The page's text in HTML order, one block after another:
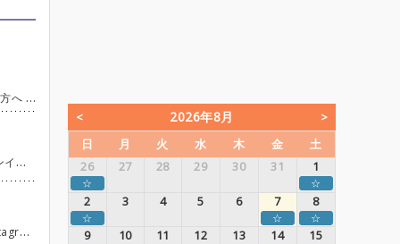
ートを設定 (必須パートが埋まると曲が成立して当日の演奏が決まります) 〇曲に参加する場合 曲の一覧表から空いた枠をクリックでエントリー
ち上げ（参加自由）
ようになります）よりお願いします。 Instagram https://www.instagram.com/scsmstk
2026年8月
日 月 火 水 木 金
土
26
27 28 29 30 31 1
☆ ☆
2 3 4 5 6 7 8
☆ ☆ ☆
9 10 11 12 13 14 15